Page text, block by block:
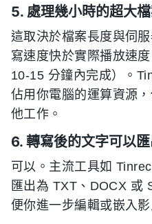
5. 處理幾小時的超大
這取決於檔案長度與伺
寫速度快於實際播放速
10-15 分鐘內完成）。
佔用你電腦的運算資源
他工作。
6. 轉寫後的文字可以
可以。主流工具如
匯出為 TXT、DOCX 或
便你進一步編輯或嵌入影